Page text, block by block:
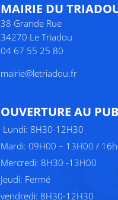
MAIRIE DU
38 Grande Rue
34270 Le Triadou
04 67 55 25 80
mairie@letriadou.fr
OUVERTURE AU
Lundi: 8H30-12H30
Mardi: 09H00 – 13H00 /
Mercredi: 8H30 -13H00
Jeudi: Fermé
vendredi: 8H30-12H30